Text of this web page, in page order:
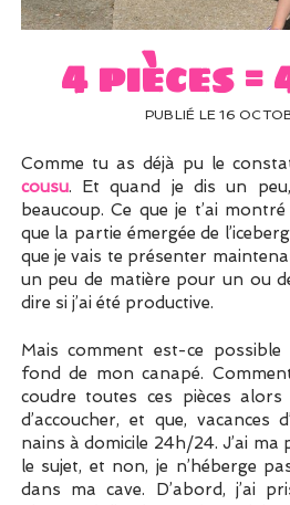
UN PEU DE
UN SOUPÇON DE
4 pièces
PUBLIÉ LE 16
Comme tu as déjà pu le
cousu. Et quand je dis un
beaucoup. Ce que je t’ai
que la partie émergée de
que je vais te présenter
un peu de matière pour un ou
dire si j’ai été productive.
Mais comment est-ce possible
fond de mon canapé.
coudre toutes ces pièces
d’accoucher, et que, vacances
nains à domicile 24h/24. J’ai
le sujet, et non, je n’héberge
dans ma cave. D’abord, j’ai